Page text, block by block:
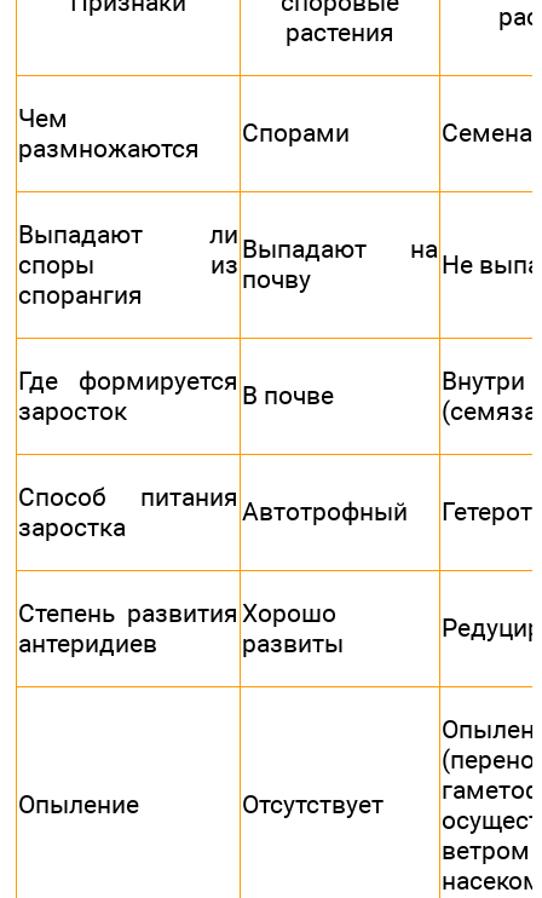
растения
Чем
размножаются
Спорами
Выпадают ли
споры из
спорангия
Выпадают на
почву
Не
Где формируется
заросток
В почве
Внутри
Способ питания
заростка
Автотрофный
Степень развития
антеридиев
Хорошо
развиты
Опыление Отсутствует